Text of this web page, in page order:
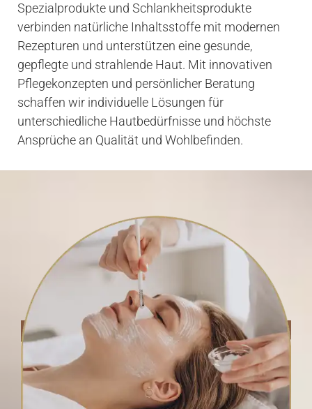
Spezialprodukte und Schlankheitsprodukte
verbinden natürliche Inhaltsstoffe mit modernen
Rezepturen und unterstützen eine gesunde,
gepflegte und strahlende Haut. Mit innovativen
Pflegekonzepten und persönlicher Beratung
schaffen wir individuelle Lösungen für
unterschiedliche Hautbedürfnisse und höchste
Ansprüche an Qualität und Wohlbefinden.